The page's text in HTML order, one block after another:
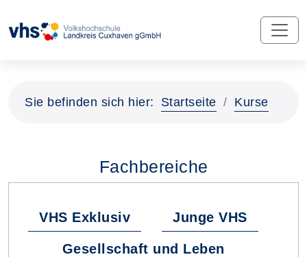
Sie befinden sich hier: Startseite Kurse
Fachbereiche
VHS Exklusiv Junge VHS
Gesellschaft und Leben